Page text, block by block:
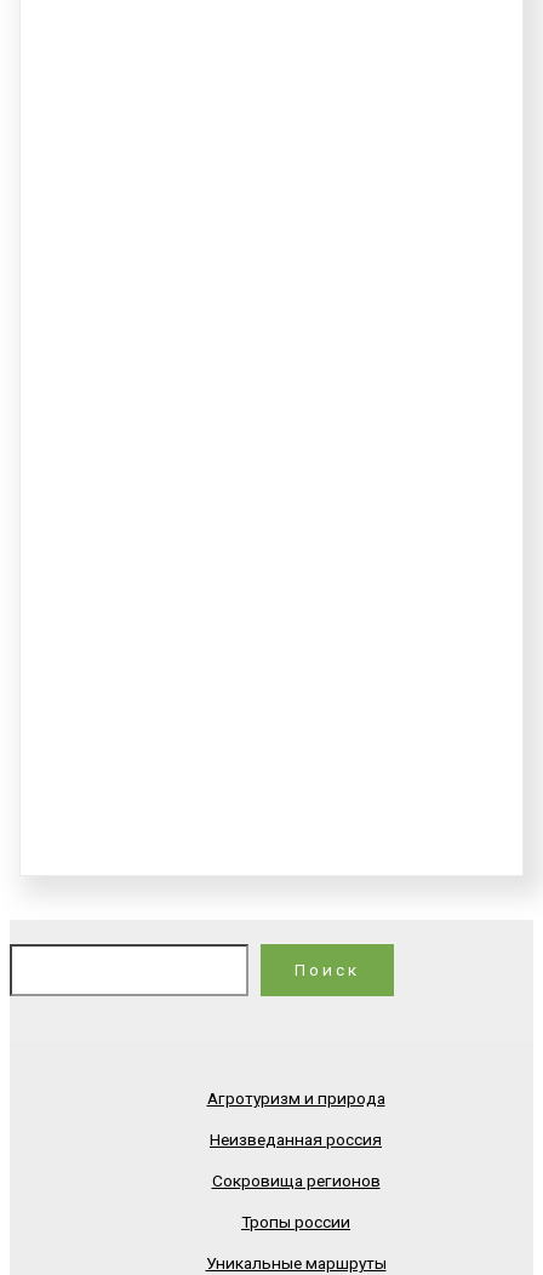
Поиск
Агротуризм и природа
Неизведанная россия
Сокровища регионов
Тропы россии
Уникальные маршруты